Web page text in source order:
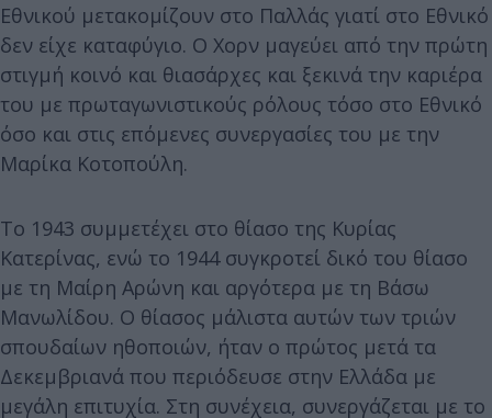
Εθνικού μετακομίζουν στο Παλλάς γιατί στο Εθνικό
δεν είχε καταφύγιο. Ο Χορν μαγεύει από την πρώτη
στιγμή κοινό και θιασάρχες και ξεκινά την καριέρα
του με πρωταγωνιστικούς ρόλους τόσο στο Εθνικό
όσο και στις επόμενες συνεργασίες του με την
Μαρίκα Κοτοπούλη.
Το 1943 συμμετέχει στο θίασο της Κυρίας
Κατερίνας, ενώ το 1944 συγκροτεί δικό του θίασο
με τη Μαίρη Αρώνη και αργότερα με τη Βάσω
Μανωλίδου. Ο θίασος μάλιστα αυτών των τριών
σπουδαίων ηθοποιών, ήταν ο πρώτος μετά τα
Δεκεμβριανά που περιόδευσε στην Ελλάδα με
μεγάλη επιτυχία. Στη συνέχεια, συνεργάζεται με το